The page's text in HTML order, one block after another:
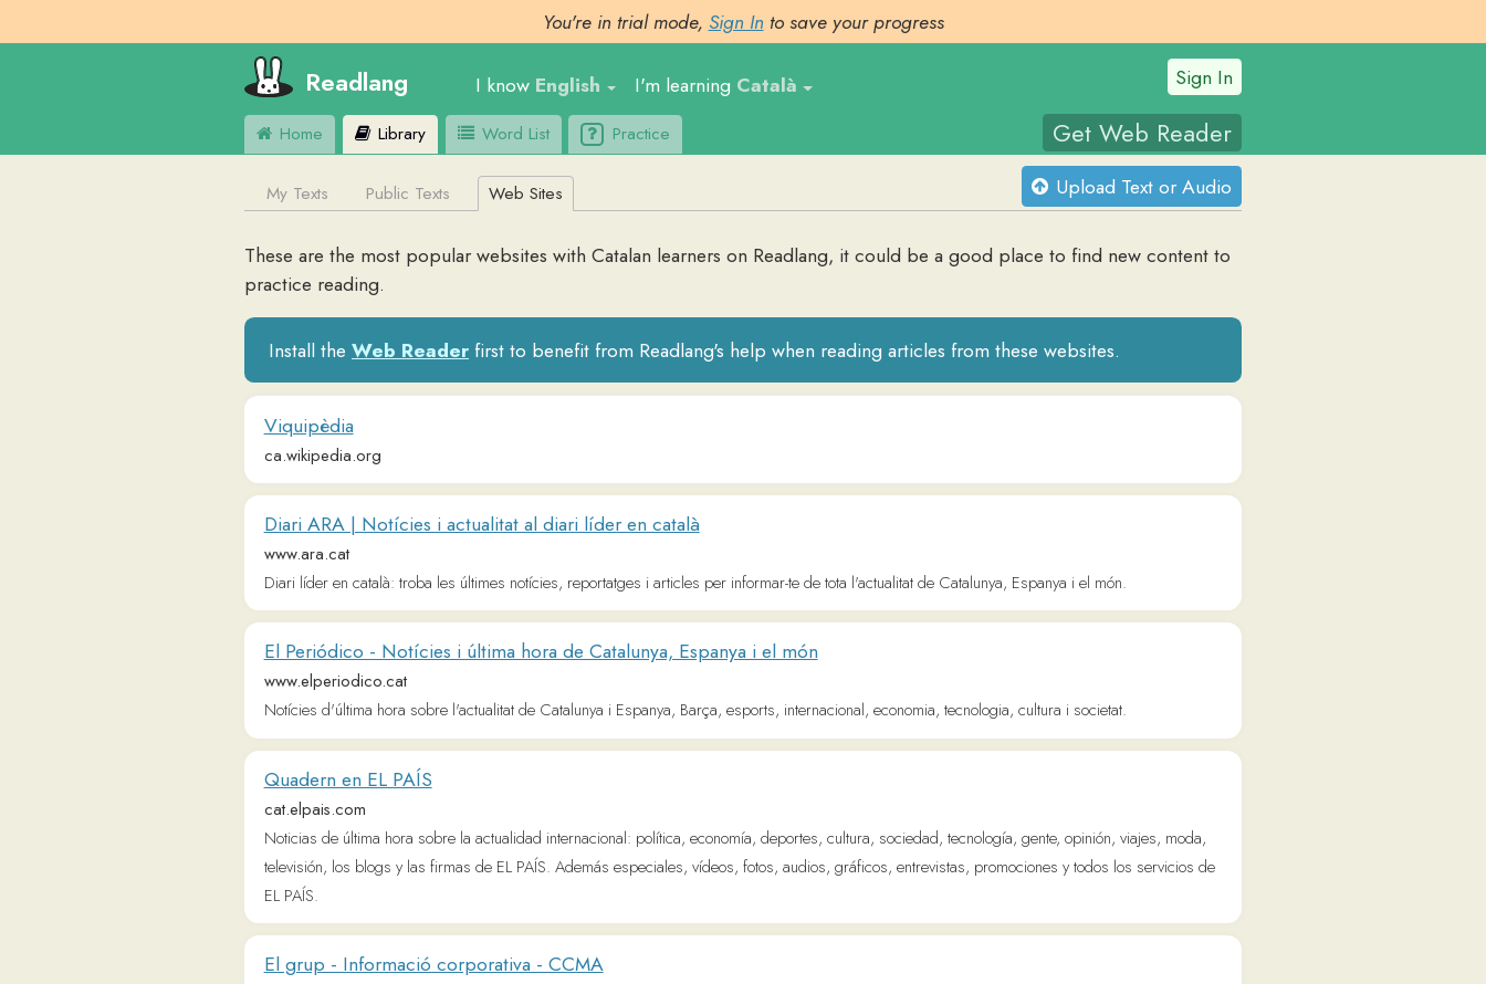
You're in trial mode, Sign In to save your progress
Readlang I know English I'm learningCatalà
Home Library Word List Practice Get Web Reader
Web Sites Upload Text or Audio
practice reading.
Install theWeb Readerfirst to benefit from Readlang's help when reading articles from these websites.
Viquipèdia
ca.wikipedia.org
Diari ARA | Notícies i actualitat al diari líder en català
www.ara.cat
Diari líder en català: troba les últimes notícies, reportatges i articles per informar-te de tota l'actualitat de Catalunya, Espanya i el món.
El Periódico - Notícies i última hora de Catalunya, Espanya i el món
www.elperiodico.cat
Notícies d'última hora sobre l'actualitat de Catalunya i Espanya, Barça, esports, internacional, economia, tecnologia, cultura i societat.
Quadern en EL PAÍS
cat.elpais.com
Noticias de última hora sobre la actualidad internacional: política, economía, deportes, cultura, sociedad, tecnología, gente, opinión, viajes, moda,
televisión, los blogs y las firmas de EL PAÍS. Además especiales, vídeos, fotos, audios, gráficos, entrevistas, promociones y todos los servicios de
EL PAÍS.
El grup - Informació corporativa - CCMA
www.ccma.cat
La CCMA gestiona els mitjans de comunicació de la Generalitat: Televisió de Catalunya i Catalunya Ràdio amb els seus continguts digitals i La
Marató de TV3